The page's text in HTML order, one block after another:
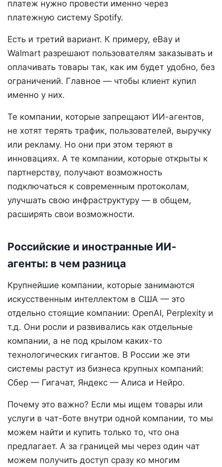
платеж нужно провести именно через
платежную систему Spotify.
Есть и третий вариант. К примеру, eBay и
Walmart разрешают пользователям заказывать и
оплачивать товары так, как им будет удобно, без
ограничений. Главное — чтобы клиент купил
именно у них.
Те компании, которые запрещают ИИ-агентов,
не хотят терять трафик, пользователей, выручку
или рекламу. Но они при этом теряют в
инновациях. А те компании, которые открыты к
партнерству, получают возможность
подключаться к современным протоколам,
улучшать свою инфраструктуру — в общем,
расширять свои возможности.
Российские и иностранные ИИ-
агенты: в чем разница
Крупнейшие компании, которые занимаются
искусственным интеллектом в США — это
отдельно стоящие компании: OpenAI, Perplexity и
т.д. Они росли и развивались как отдельные
компании, а не под крылом каких-то
технологических гигантов. В России же эти
системы растут из бизнеса крупных компаний:
Сбер — Гигачат, Яндекс — Алиса и Нейро.
Почему это важно? Если мы ищем товары или
услуги в чат-боте внутри одной компании, то мы
можем найти и купить только то, что она
предлагает. А за границей мы через один чат
можем получить доступ сразу ко многим